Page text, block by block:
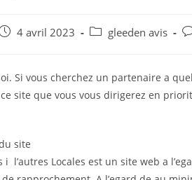
4 avril 2023
Postgleeden avis
Si vous cherchez un partenaire a
ce site que vous vous dirigerez en
site
i l’autres Locales est un site web a